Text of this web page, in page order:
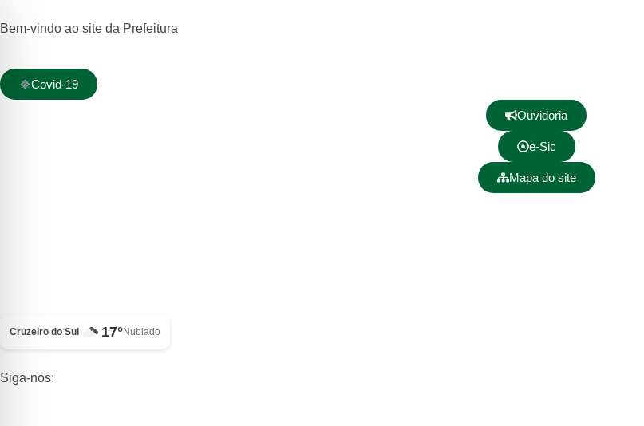
Bem-vindo ao site da Prefeitura
Covid-19
Ouvidoria
e-Sic
Mapa do site
Cruzeiro do Sul 17°Nublado
Siga-nos: